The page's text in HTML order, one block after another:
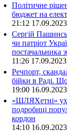
Політичне
бюджет на
21:12 17.09.2023
Сергій
чи патріот
постачальника
11:26 17.09.2023
Речпорт,
бійки в Раді.
19:00 16.09.2023
«ШЛЯХетні»
подробиці
кордон
14:10 16.09.2023